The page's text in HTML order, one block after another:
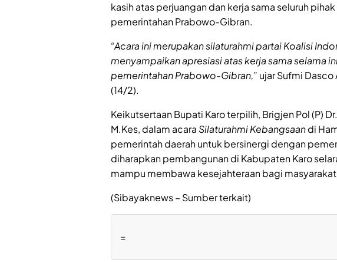
kasih atas perjuangan dan kerja sama seluruh
pemerintahan Prabowo-Gibran.
“Acara ini merupakan silaturahmi partai Koalisi
menyampaikan apresiasi atas kerja sama selama
pemerintahan Prabowo-Gibran,” ujar Sufmi
(14/2).
Keikutsertaan Bupati Karo terpilih, Brigjen Pol (P)
M.Kes, dalam acaraSilaturahmi Kebangsaandi
pemerintah daerah untuk bersinergi dengan
diharapkan pembangunan di Kabupaten Karo
mampu membawa kesejahteraan bagi
(Sibayaknews – Sumber terkait)
=